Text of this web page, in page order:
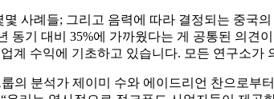
사례들; 그리고 음력에 따라 결정되는 중국
동기 대비 35%에 가까웠다는 게 공통된 의
계 수익에 기초하고 있습니다. 모든 연구소가
의 분석가 제이미 수와 에이드리언 찬으로부